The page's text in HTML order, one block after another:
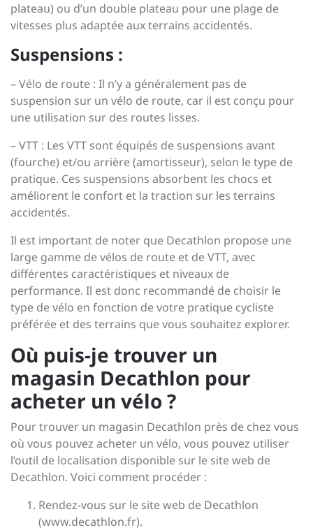
plateau) ou d’un double plateau pour une plage de
vitesses plus adaptée aux terrains accidentés.
Suspensions :
– Vélo de route : Il n’y a généralement pas de
suspension sur un vélo de route, car il est conçu pour
une utilisation sur des routes lisses.
– VTT : Les VTT sont équipés de suspensions avant
(fourche) et/ou arrière (amortisseur), selon le type de
pratique. Ces suspensions absorbent les chocs et
améliorent le confort et la traction sur les terrains
accidentés.
Il est important de noter que Decathlon propose une
large gamme de vélos de route et de VTT, avec
différentes caractéristiques et niveaux de
performance. Il est donc recommandé de choisir le
type de vélo en fonction de votre pratique cycliste
préférée et des terrains que vous souhaitez explorer.
Où puis-je trouver un
magasin Decathlon pour
acheter un vélo ?
Pour trouver un magasin Decathlon près de chez vous
où vous pouvez acheter un vélo, vous pouvez utiliser
l’outil de localisation disponible sur le site web de
Decathlon. Voici comment procéder :
Rendez-vous sur le site web de Decathlon
(www.decathlon.fr).